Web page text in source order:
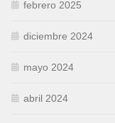
febrero 2025
diciembre 2024
mayo 2024
abril 2024